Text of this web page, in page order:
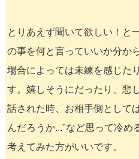
とりあえず聞いて欲しい！と
の事を何と言っていいか分か
場合によっては未練を感じた
す。嬉しそうにだったり、悲
話された時、お相手側として
んだろうか..."など思って冷め
考えてみた方がいいです。